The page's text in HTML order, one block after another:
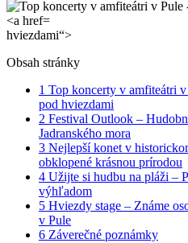
hviezdami“>
Obsah stránky
1 Top koncerty v amfiteátri
pod hviezdami
2 Festival Outlook –
Jadranského mora
3 Nejlepší konet v
obklopené krásnou prírodou
4 Užijte si hudbu na pláži –
výhľadom
5 Hviezdy stage – Známe
v Pule
6 Záverečné poznámky